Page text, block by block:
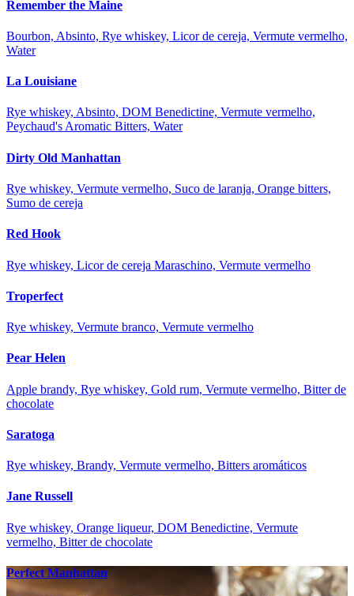
Remember the Maine
Bourbon, Absinto, Rye whiskey, Licor de cereja, Vermute vermelho,
Water
La Louisiane
Rye whiskey, Absinto, DOM Benedictine, Vermute vermelho,
Peychaud's Aromatic Bitters, Water
Dirty Old Manhattan
Rye whiskey, Vermute vermelho, Suco de laranja, Orange bitters,
Sumo de cereja
Red Hook
Rye whiskey, Licor de cereja Maraschino, Vermute vermelho
Troperfect
Rye whiskey, Vermute branco, Vermute vermelho
Pear Helen
Apple brandy, Rye whiskey, Gold rum, Vermute vermelho, Bitter de
chocolate
Saratoga
Rye whiskey, Brandy, Vermute vermelho, Bitters aromáticos
Jane Russell
Rye whiskey, Orange liqueur, DOM Benedictine, Vermute
vermelho, Bitter de chocolate
Perfect Manhattan